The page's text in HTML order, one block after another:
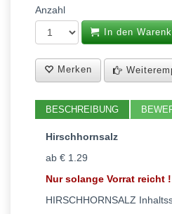
Anzahl
In den
Merken
BESCHREIBUNG
Hirschhornsalz
ab € 1.29
Nur solange Vorrat reicht
HIRSCHHORNSALZ